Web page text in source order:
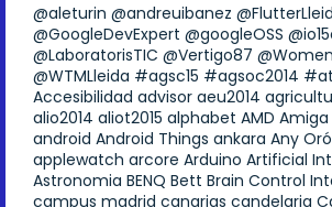
@aleturin @andreuibanez
@GoogleDevExpert @googleOSS
@LaboratorisTIC @Vertigo87
@WTMLleida #agsc15 #agsoc2014
Accesibilidad advisor aeu2014
alio2014 aliot2015 alphabet AMD Amiga
android Android Things ankara Any Oró
applewatch arcore Arduino Artificial
Astronomia BENQ Bett Brain Control
campus madrid canarias candelaria